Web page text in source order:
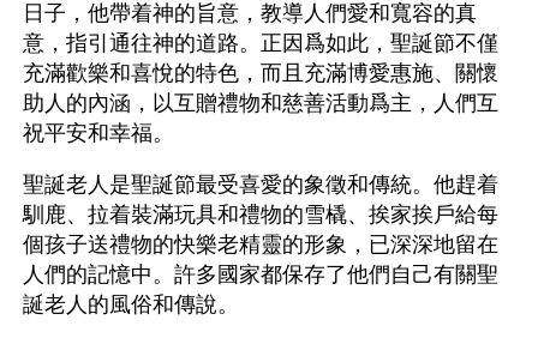
日子，他帶着神的旨意，教導人們愛和寬容的真
意，指引通往神的道路。正因爲如此，聖誕節不僅
充滿歡樂和喜悅的特色，而且充滿博愛惠施、關懷
助人的內涵，以互贈禮物和慈善活動爲主，人們互
祝平安和幸福。
聖誕老人是聖誕節最受喜愛的象徵和傳統。他趕着
馴鹿、拉着裝滿玩具和禮物的雪橇、挨家挨戶給每
個孩子送禮物的快樂老精靈的形象，已深深地留在
人們的記憶中。許多國家都保存了他們自己有關聖
誕老人的風俗和傳說。